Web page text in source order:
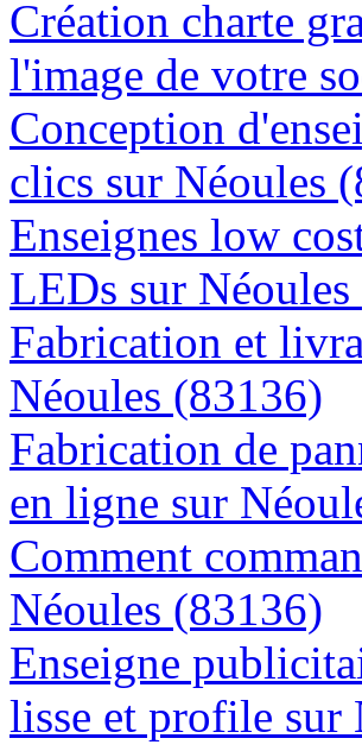
Création charte
l'image de votre
Conception
clics sur Néoules
Enseignes low
LEDs sur
Fabrication et
Néoules (83136)
Fabrication de
en ligne sur
Comment
Néoules (83136)
Enseigne
lisse et profile sur